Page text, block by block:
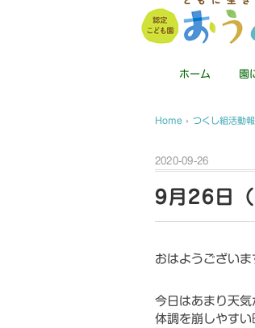
ホーム 園
Home › つくし組活動
2020-09-26
9月26日
おはようございま
今日はあまり天
体調を崩しやす